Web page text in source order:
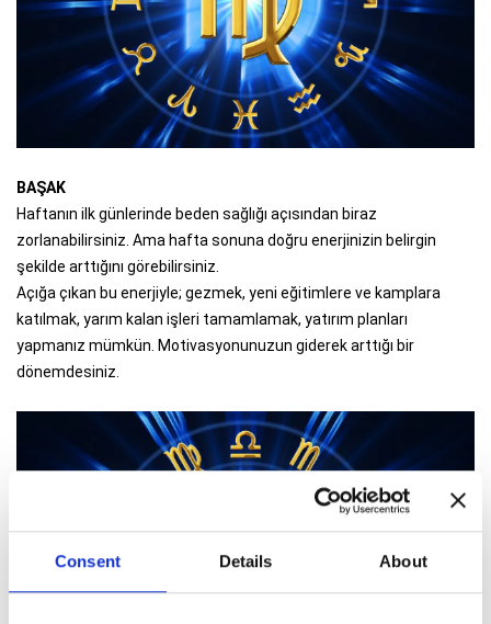
Consent Details About
BAŞAK
Haftanın ilk günlerinde beden sağlığı açısından biraz
zorlanabilirsiniz. Ama hafta sonuna doğru enerjinizin belirgin
şekilde arttığını görebilirsiniz.
Açığa çıkan bu enerjiyle; gezmek, yeni eğitimlere ve kamplara
katılmak, yarım kalan işleri tamamlamak, yatırım planları
yapmanız mümkün. Motivasyonunuzun giderek arttığı bir
dönemdesiniz.